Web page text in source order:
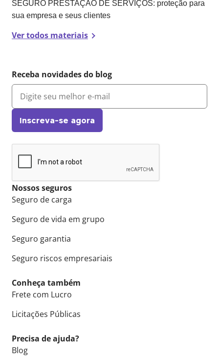
Nossos seguros
Seguro de carga
Seguro de vida em grupo
Seguro garantia
Seguro riscos empresariais
Conheça também
Frete com Lucro
Licitações Públicas
Precisa de ajuda?
Blog
SEGURO PRESTAÇÃO DE SERVIÇOS: proteção para
sua empresa e seus clientes
Ver todos materiais
Receba novidades do blog
Inscreva-se agora